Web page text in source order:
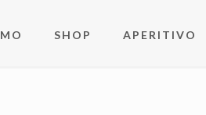
SHOP APERITIVO